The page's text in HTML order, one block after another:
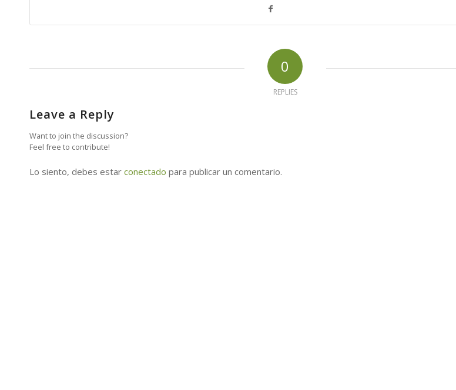
0
REPLIES
Leave a Reply
Want to join the discussion?
Feel free to contribute!
Lo siento, debes estar conectado para publicar un comentario.